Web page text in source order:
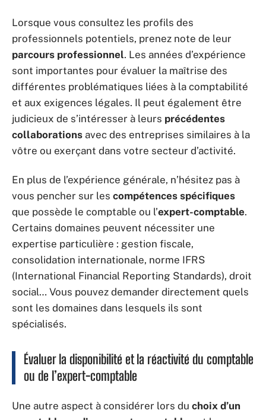
Lorsque vous consultez les profils des
professionnels potentiels, prenez note de leur
parcours professionnel. Les années d’expérience
sont importantes pour évaluer la maîtrise des
différentes problématiques liées à la comptabilité
et aux exigences légales. Il peut également être
judicieux de s’intéresser à leurs précédentes
collaborations avec des entreprises similaires à la
vôtre ou exerçant dans votre secteur d’activité.
En plus de l’expérience générale, n’hésitez pas à
vous pencher sur les compétences spécifiques
que possède le comptable ou l’expert-comptable.
Certains domaines peuvent nécessiter une
expertise particulière : gestion fiscale,
consolidation internationale, norme IFRS
(International Financial Reporting Standards), droit
social… Vous pouvez demander directement quels
sont les domaines dans lesquels ils sont
spécialisés.
Évaluer la disponibilité et la réactivité du comptable
ou de l’expert-comptable
Une autre aspect à considérer lors du choix d’un